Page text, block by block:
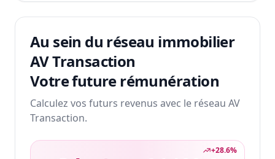
Au sein du réseau immobilier
AV Transaction
Votre future rémunération
Calculez vos futurs revenus avec le réseau AV
Transaction.
+28.6%